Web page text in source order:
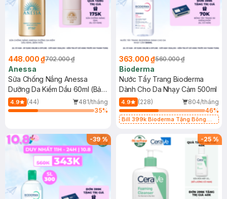
448.000 ₫702.000 ₫
Anessa
Sữa Chống Nắng Anessa
Dưỡng Da Kiềm Dầu 60ml (Bản
Mới)
4.9 (44)
481/tháng
35%
363.000 ₫560.000 ₫
Bioderma
Nước Tẩy Trang Bioderma
Dành Cho Da Nhạy Cảm 500ml
4.9 (228)
804/tháng
46%
Bill 399k Bioderma Tặng Bông
-39% -25 %